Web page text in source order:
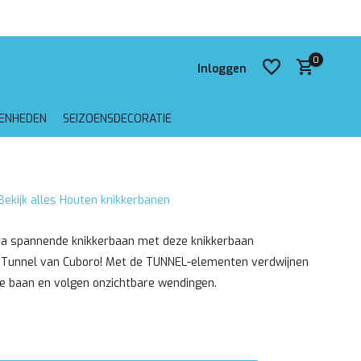
Inloggen
0
SEIZOENSDECORATIE
alles Houten knikkerbanen
spannende knikkerbaan met deze knikkerbaan
van Cuboro! Met de TUNNEL-elementen verdwijnen
baan en volgen onzichtbare wendingen.